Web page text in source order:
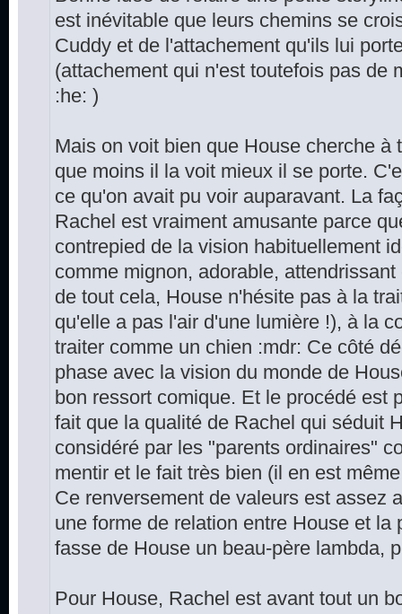
est inévitable que leurs chemins se
Cuddy et de l'attachement qu'ils lui
(attachement qui n'est toutefois pas de
:he: )
Mais on voit bien que House cherche à
que moins il la voit mieux il se porte.
ce qu'on avait pu voir auparavant. La
Rachel est vraiment amusante parce
contrepied de la vision habituellement
comme mignon, adorable,
de tout cela, House n'hésite pas à la
qu'elle a pas l'air d'une lumière !), à la
traiter comme un chien :mdr: Ce côté
phase avec la vision du monde de
bon ressort comique. Et le procédé est
fait que la qualité de Rachel qui séduit
considéré par les "parents ordinaires"
mentir et le fait très bien (il en est
Ce renversement de valeurs est assez
une forme de relation entre House et la
fasse de House un beau-père lambda,
Pour House, Rachel est avant tout un